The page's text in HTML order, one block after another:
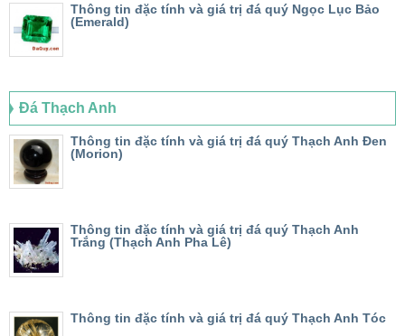
Thông tin đặc tính và giá trị đá quý Ngọc Lục Bảo
(Emerald)
Đá Thạch Anh
Thông tin đặc tính và giá trị đá quý Thạch Anh Đen
(Morion)
Thông tin đặc tính và giá trị đá quý Thạch Anh
Trắng (Thạch Anh Pha Lê)
Thông tin đặc tính và giá trị đá quý Thạch Anh Tóc